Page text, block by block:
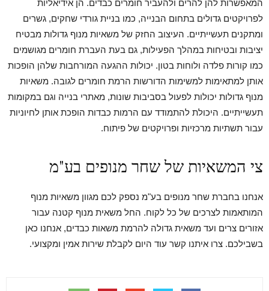
המאפשרות להן להרים ולהעביר חומרים כבדים. הן אידיאליות
לפרויקטים גדולים בתחום הבנייה, כמו בניית גורדי שחקים, גשרים
ומתקנים תעשייתיים. העיצוב החזק של משאיות מנוף גדולות מבטיח
יציבות ובטיחות במהלך הפעילות, גם בעת העברת חומרים מגושמים
כמו קורות פלדה ולוחות בטון. יכולות ההגעה המורחבות שלהן הופכות
אותן למתאימות למשימות הדורשות הרמת חומרים לגובה. משאיות
מנוף גדולות יכולות לפעול בסביבות שונות, מאתרי בנייה וגם במקומות
תעשייתיים. היכולת להתמודד עם הרמות כבדות הופכת אותן לחיוניות
עבור תשתיות מרכזיות ופרויקטים של פיתוח.
צי המשאיות של שחר מנופים בע"מ
אנחנו בחברת שחר מנופים בע"מ נספק לכם מגוון משאיות מנוף
המותאמות לצרכים של כל לקוח. החל משאית מנוף קטנה עבור
אזורים צרים ועד משאית גדולה להרמת משאות כבדים, אנחנו כאן
בשבילכם. צרו איתנו קשר עוד היום לקבלת שירות אמין ומקצועי.